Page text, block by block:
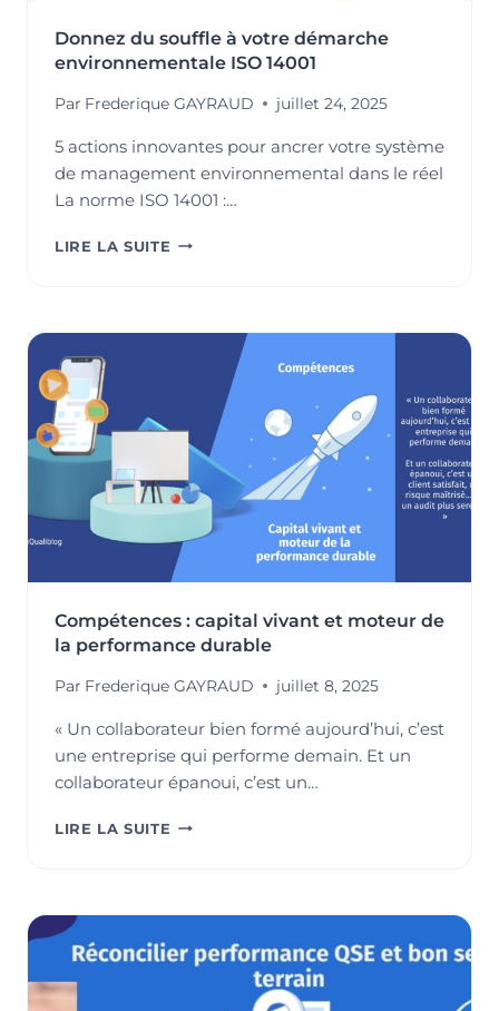
Donnez du souffle à votre démarche
environnementale ISO 14001
Par Frederique GAYRAUD juillet 24, 2025
5 actions innovantes pour ancrer votre système
de management environnemental dans le réel
La norme ISO 14001 :…
LIRE LA SUITE DONNEZ
VOTRE
DÉMARCHE
ENVIRONNEMENTALE
Compétences : capital vivant et moteur de
la performance durable
Par Frederique GAYRAUD juillet 8, 2025
« Un collaborateur bien formé aujourd’hui, c’est
une entreprise qui performe demain. Et un
collaborateur épanoui, c’est un…
LIRE LA SUITE COMPÉTENCES
ET
DE
PERFORMANCE